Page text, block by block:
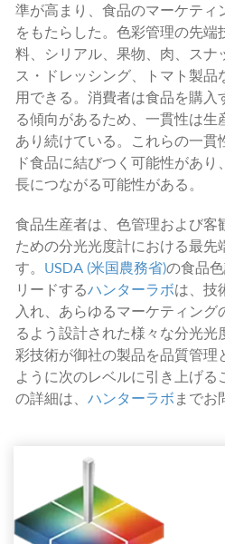
準が高まり、食品のマーケティ
をもたらした。色彩管理の先端
料、シリアル、果物、肉、スナ
ス・ドレッシング、トマト製
用できる。消費者は食品を購入
る傾向があるため、一貫性は
あり続けている。これらの一貫
ド食品に結びつく可能性があ
長につながる可能性がある。
食品生産者は、色管理および客
ための分光光度計における最先
す。 USDA (米国農務省)の食品
リードするハンターラボは、技
入れ、あらゆるマーケティング
るよう設計された様々な分光
彩技術が御社の製品を品質管理
ように次のレベルに引き上げる
の詳細は、 ハンターラボまでお